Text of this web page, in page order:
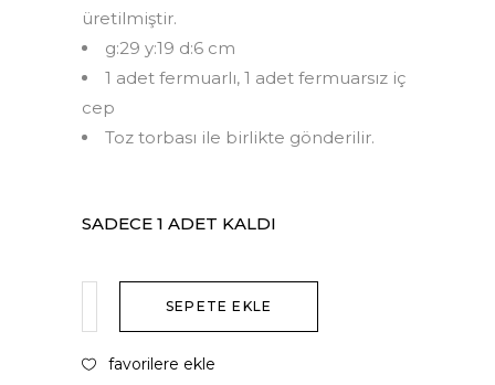
üretilmiştir.
g:29 y:19 d:6 cm
1 adet fermuarlı, 1 adet fermuarsız iç
cep
Toz torbası ile birlikte gönderilir.
SADECE 1 ADET KALDI
SEPETE EKLE
favorilere ekle